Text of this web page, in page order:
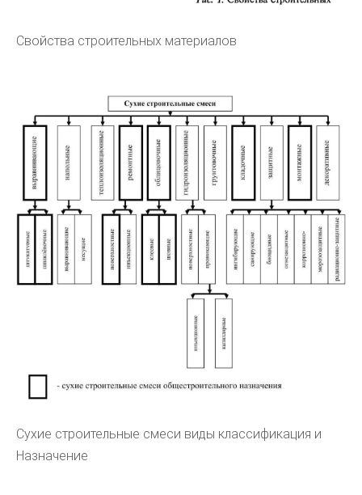
Свойства строительных материалов
Сухие строительные смеси виды классификация и
Назначение